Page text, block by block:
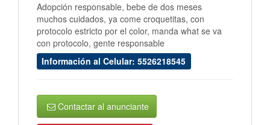
Adopción responsable, bebe de dos meses
muchos cuidados, ya come croquetitas, con
protocolo estricto por el color, manda what se va
con protocolo, gente responsable
Información al Celular: 5526218545
Contactar al anunciante